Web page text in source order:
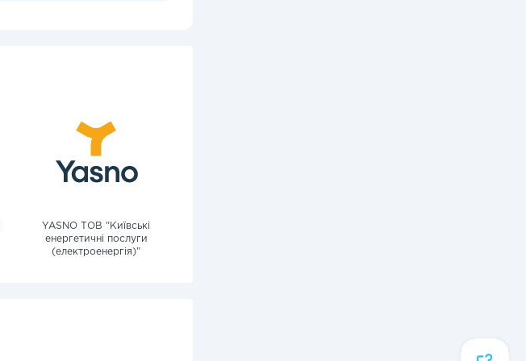
YASNO ТОВ "Київські
енергетичні послуги
(електроенергія)"